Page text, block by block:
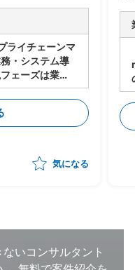
ライチェーンマ
・システム導
ェーズは業
・今後各サプ
らうにあたり、
く想定 -メー
事項の管理
ヤー側の進捗
ては弊社が担
気になる
いコンサルタント